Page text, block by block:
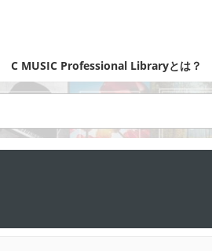
C MUSIC Professional Libraryとは？